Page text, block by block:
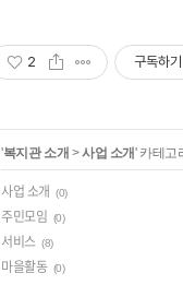
2 구독하기
'복지관 소개 >사업 소개' 카테고
사업 소개 (0)
주민모임 (0)
서비스 (8)
마을활동 (0)